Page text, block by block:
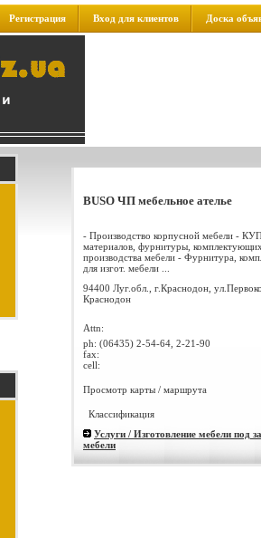
Регистрация Вход для клиентов Доска
BUSO ЧП мебельное ателье
- Производство корпусной мебели -
материалов, фурнитуры,
производства мебели - Фурнитура,
для изгот. мебели ...
94400 Луг.обл., г.Краснодон,
Краснодон
Attn:
ph: (06435) 2-54-64, 2-21-90
fax:
cell:
Просмотр карты / маршрута
Классификация
Услуги / Изготовление мебели под
мебели